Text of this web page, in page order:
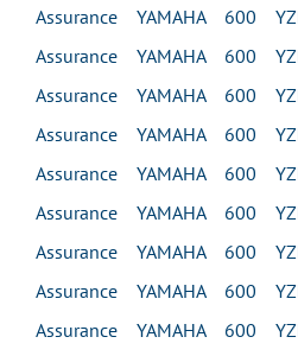
Assurance YAMAHA 600 YZF
Assurance YAMAHA 600 YZF
Assurance YAMAHA 600
Assurance YAMAHA 600
Assurance YAMAHA 600
Assurance YAMAHA 600
Assurance YAMAHA 600
Assurance YAMAHA 600
Assurance YAMAHA 600